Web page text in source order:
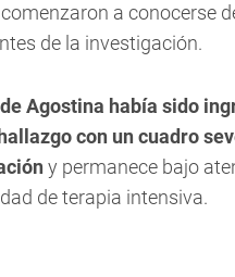
a conocerse
de la investigación.
Agostina había sido
con un cuadro
y permanece bajo
de terapia intensiva.